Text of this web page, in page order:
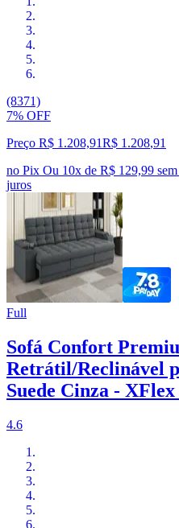
(8371)
7% OFF
Preço R$ 1.208,91R$ 1.208,91
no Pix Ou 10x de R$ 129,99
juros
Full
Sofá Confort
Retrátil/Reclinável
Suede Cinza - XFlex
4.6